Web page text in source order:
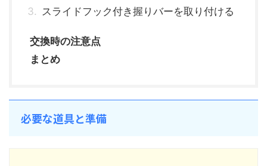
スライドフック付き握りバーを取り付ける
交換時の注意点
まとめ
必要な道具と準備